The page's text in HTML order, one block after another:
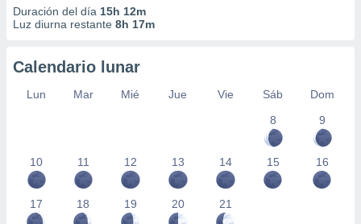
Duración del día 15h 12m
Luz diurna restante 8h 17m
Calendario lunar
Lun Mar Mié Jue Vie Sáb
Dom
8
9
10 11 12 13 14 15 16
17 18 19 20 21